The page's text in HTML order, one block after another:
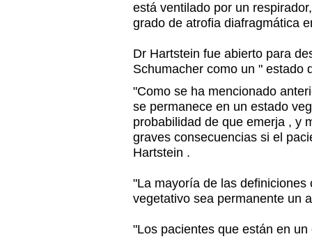
está ventilado por un
grado de atrofia diafragmática
Dr Hartstein fue abierto para
Schumacher como un " estado
"Como se ha mencionado
se permanece en un estado
probabilidad de que emerja , y
graves consecuencias si el
Hartstein .
"La mayoría de las definiciones
vegetativo sea permanente un
"Los pacientes que están en